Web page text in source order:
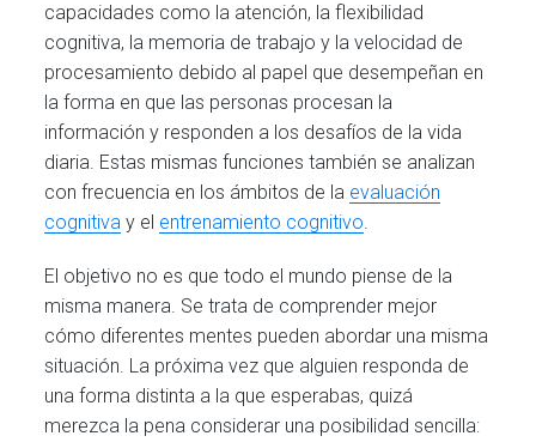
capacidades como la atención, la flexibilidad
cognitiva, la memoria de trabajo y la velocidad de
procesamiento debido al papel que desempeñan en
la forma en que las personas procesan la
información y responden a los desafíos de la vida
diaria. Estas mismas funciones también se analizan
con frecuencia en los ámbitos de la evaluación
cognitiva y el entrenamiento cognitivo.
El objetivo no es que todo el mundo piense de la
misma manera. Se trata de comprender mejor
cómo diferentes mentes pueden abordar una misma
situación. La próxima vez que alguien responda de
una forma distinta a la que esperabas, quizá
merezca la pena considerar una posibilidad sencilla: